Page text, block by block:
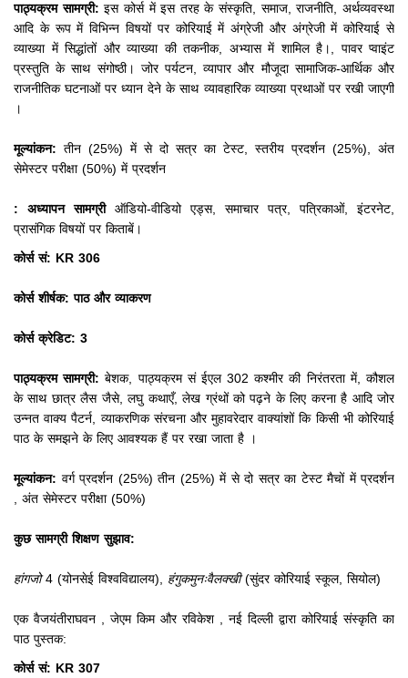
पाठ्यक्रम सामग्री: इस कोर्स में इस तरह के संस्कृति, समाज, राजनीति, अर्थव्यवस्था
आदि के रूप में विभिन्न विषयों पर कोरियाई में अंग्रेजी और अंग्रेजी में कोरियाई से
व्याख्या में सिद्धांतों और व्याख्या की तकनीक, अभ्यास में शामिल है।, पावर प्वाइंट
प्रस्तुति के साथ संगोष्ठी। जोर पर्यटन, व्यापार और मौजूदा सामाजिक-आर्थिक और
राजनीतिक घटनाओं पर ध्यान देने के साथ व्यावहारिक व्याख्या प्रथाओं पर रखी जाएगी
।
मूल्यांकन: तीन (25%) में से दो सत्र का टेस्ट, स्तरीय प्रदर्शन (25%), अंत
सेमेस्टर परीक्षा (50%) में प्रदर्शन
: अध्यापन सामग्रीऑडियो-वीडियो एड्स, समाचार पत्र, पत्रिकाओं, इंटरनेट,
प्रासंगिक विषयों पर किताबें।
कोर्स सं: KR 306
कोर्स शीर्षक: पाठ और व्याकरण
कोर्स क्रेडिट: 3
पाठ्यक्रम सामग्री: बेशक, पाठ्यक्रम सं ईएल 302 कश्मीर की निरंतरता में, कौशल
के साथ छात्र लैस जैसे, लघु कथाएँ, लेख ग्रंथों को पढ़ने के लिए करना है आदि जोर
उन्नतवाक्य पैटर्न, व्याकरणिक संरचना और मुहावरेदार वाक्यांशों कि किसी भी कोरियाई
पाठ के समझने के लिए आवश्यक हैं पर रखा जाता है
।
मूल्यांकन: वर्ग प्रदर्शन (25%) तीन (25%) में से दो सत्र का टेस्ट मैचों में प्रदर्शन
, अंत सेमेस्टर परीक्षा (50%)
कुछ सामग्री शिक्षण सुझाव:
हांगजो4 (योनसेई विश्वविद्यालय), हंगुकमुनःवैलक्खी(सुंदर कोरियाई स्कूल, सियोल)
एक वैजयंतीराघवन , जेएम किम और रविकेश , नई दिल्ली द्वारा कोरियाई संस्कृति का
पाठ पुस्तक:
कोर्स सं: KR 307